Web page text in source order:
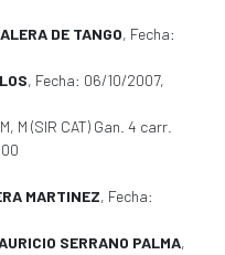
DE TANGO, Fecha:
, Fecha: 06/10/2007,
M (SIR CAT) Gan. 4 carr.
MARTINEZ, Fecha:
SERRANO PALMA,